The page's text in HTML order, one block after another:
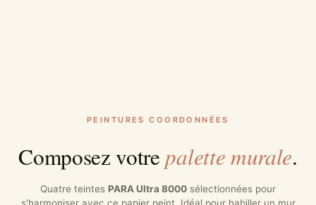
PEINTURES COORDONNÉES
Composez votrepalette murale.
Quatre teintes PARA Ultra 8000 sélectionnées pour